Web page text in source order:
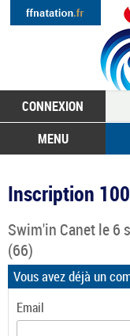
CONNEXION
MENU
Inscription
Swim'in Canetle 6
(66)
Vous avez déjà un
Email